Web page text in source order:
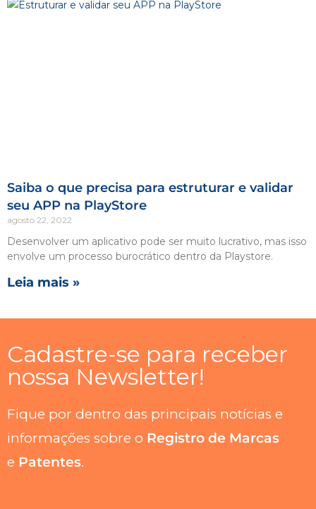
Saiba o que precisa para estruturar e validar
seu APP na PlayStore
agosto 22, 2022
Desenvolver um aplicativo pode ser muito lucrativo, mas isso
envolve um processo burocrático dentro da Playstore.
Leia mais »
Cadastre-se para receber
nossa Newsletter!
Fique por dentro das principais notícias e
informações sobre o Registro de Marcas
e Patentes.